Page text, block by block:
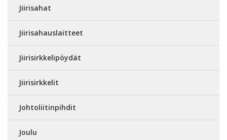
Jiirisahat
Jiirisahauslaitteet
Jiirisirkkelipöydät
Jiirisirkkelit
Johtoliitinpihdit
Joulu